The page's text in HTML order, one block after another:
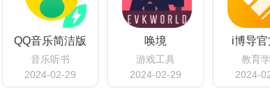
QQ音乐简洁版
音乐听书
2024-02-29
唤境
游戏工具
2024-02-29
i博导官
教育
2024-